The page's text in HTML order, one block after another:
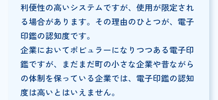
利便性の高いシステムですが、使用が限定され
る場合があります。その理由のひとつが、電子
印鑑の認知度です。
企業においてポピュラーになりつつある電子印
鑑ですが、まだまだ町の小さな企業や昔ながら
の体制を保っている企業では、電子印鑑の認知
度は高いとはいえません。